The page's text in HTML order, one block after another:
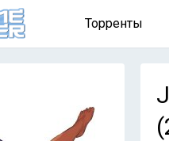
Торренты